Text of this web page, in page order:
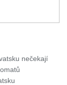
nečekají